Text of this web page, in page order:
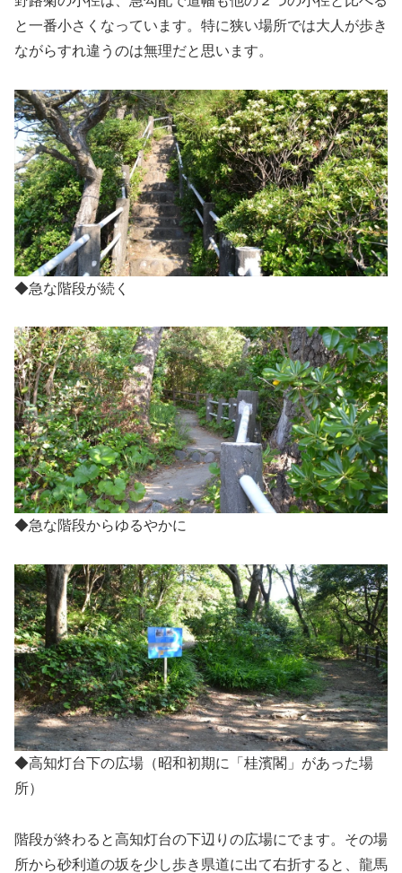
と一番小さくなっています。特に狭い場所では大人が歩き
ながらすれ違うのは無理だと思います。
◆急な階段が続く
◆急な階段からゆるやかに
◆高知灯台下の広場（昭和初期に「桂濱閣」があった場
所）
階段が終わると高知灯台の下辺りの広場にでます。その場
所から砂利道の坂を少し歩き県道に出て右折すると、龍馬